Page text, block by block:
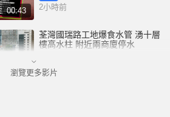
00:43 2小時前
荃灣國瑞路工地爆食水管 湧十層
樓高水柱 附近兩商廈停水
港聞
瀏覽更多影片